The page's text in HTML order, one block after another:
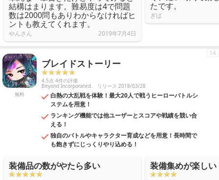
結構はまります。難易度は4で問題
数は2000問もありわからなければヒ
ントも教えてくれます。
やんさん 2019年7月4日
たです。
ぎば
無料
ブレイドストーリー
4.5点 4件の評価
Beyond Incorporated. リリース 2018/03/28
白熱の大乱戦を体験！最大20人で戦うヒーローバトルシ
ステムを用意！
ランキング機能では他ユーザーとスコアや戦績を競い合
える！
独自のバトルやキャラクター育成などを用意！長時間で
も飽きずにじっくりやり込める！
14
装備品の数がやたら多い 装備集めが楽しい